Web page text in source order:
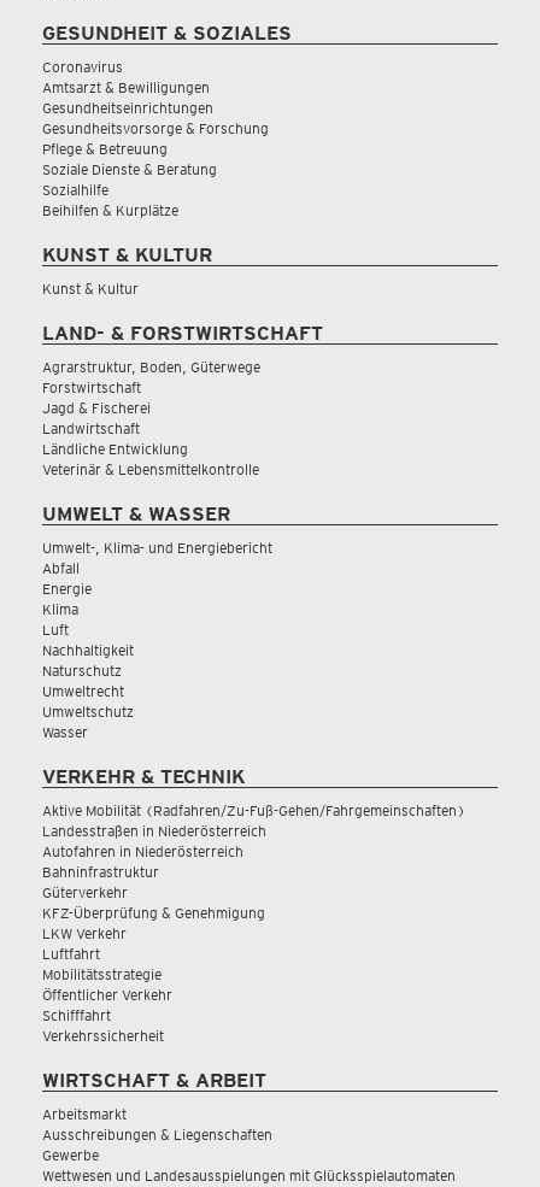
GESUNDHEIT & SOZIALES
Coronavirus
Amtsarzt & Bewilligungen
Gesundheitseinrichtungen
Gesundheitsvorsorge & Forschung
Pflege & Betreuung
Soziale Dienste & Beratung
Sozialhilfe
Beihilfen & Kurplätze
KUNST & KULTUR
Kunst & Kultur
LAND- & FORSTWIRTSCHAFT
Agrarstruktur, Boden, Güterwege
Forstwirtschaft
Jagd & Fischerei
Landwirtschaft
Ländliche Entwicklung
Veterinär & Lebensmittelkontrolle
UMWELT & WASSER
Umwelt-, Klima- und Energiebericht
Abfall
Energie
Klima
Luft
Nachhaltigkeit
Naturschutz
Umweltrecht
Umweltschutz
Wasser
VERKEHR & TECHNIK
Aktive Mobilität (Radfahren/Zu-Fuß-Gehen/Fahrgemeinschaften)
Landesstraßen in Niederösterreich
Autofahren in Niederösterreich
Bahninfrastruktur
Güterverkehr
KFZ-Überprüfung & Genehmigung
LKW Verkehr
Luftfahrt
Mobilitätsstrategie
Öffentlicher Verkehr
Schifffahrt
Verkehrssicherheit
WIRTSCHAFT & ARBEIT
Arbeitsmarkt
Ausschreibungen & Liegenschaften
Gewerbe
Wettwesen und Landesausspielungen mit Glücksspielautomaten